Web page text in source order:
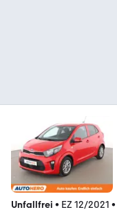
Unfallfrei • EZ 12/2021 •